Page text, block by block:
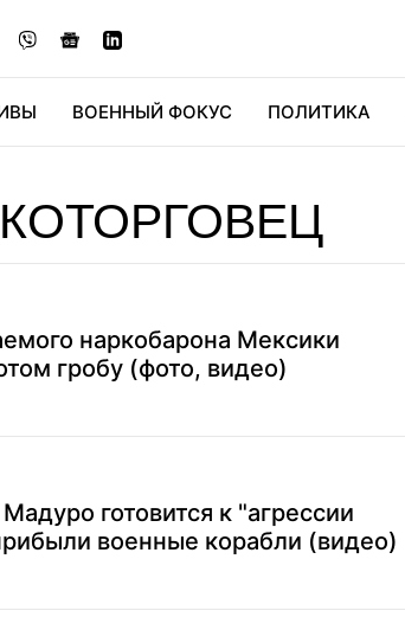
ВОЕННЫЙ ФОКУС ПОЛИТИКА
наркобарона Мексики
гробу (фото, видео)
готовится к "агрессии
военные корабли (видео)